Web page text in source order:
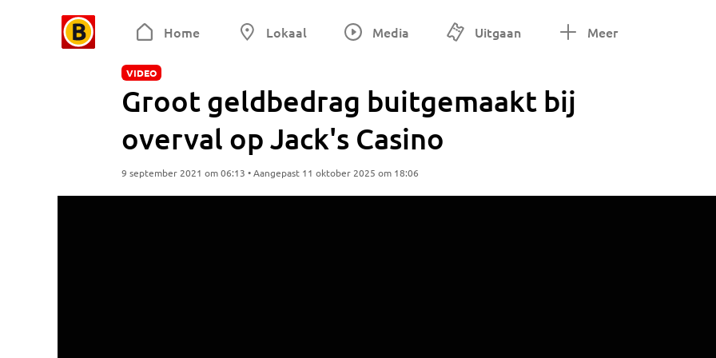
Home Lokaal Media Uitgaan Meer
VIDEO
Groot geldbedrag buitgemaakt bij
overval op Jack's Casino
9 september 2021 om 06:13 • Aangepast 11 oktober 2025 om 18:06